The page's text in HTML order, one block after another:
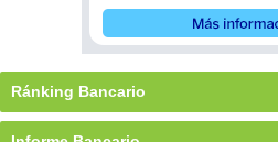
Ránking Bancario